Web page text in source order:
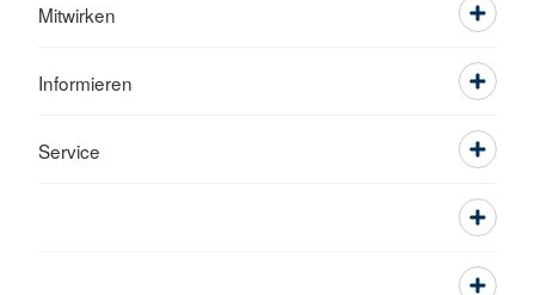
Mitwirken
Informieren
Service